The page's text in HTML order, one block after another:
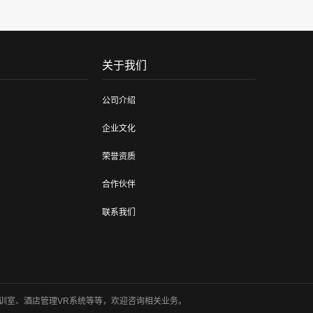
关于我们
公司介绍
企业文化
荣誉资质
合作伙伴
联系我们
、酒店管理VR系统等等，欢迎咨询相关业务。